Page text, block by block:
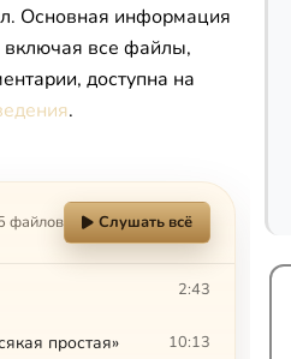
Основная информация
включая все файлы,
доступна на
.
файлов Слушать всё
2:43
простая» 10:13